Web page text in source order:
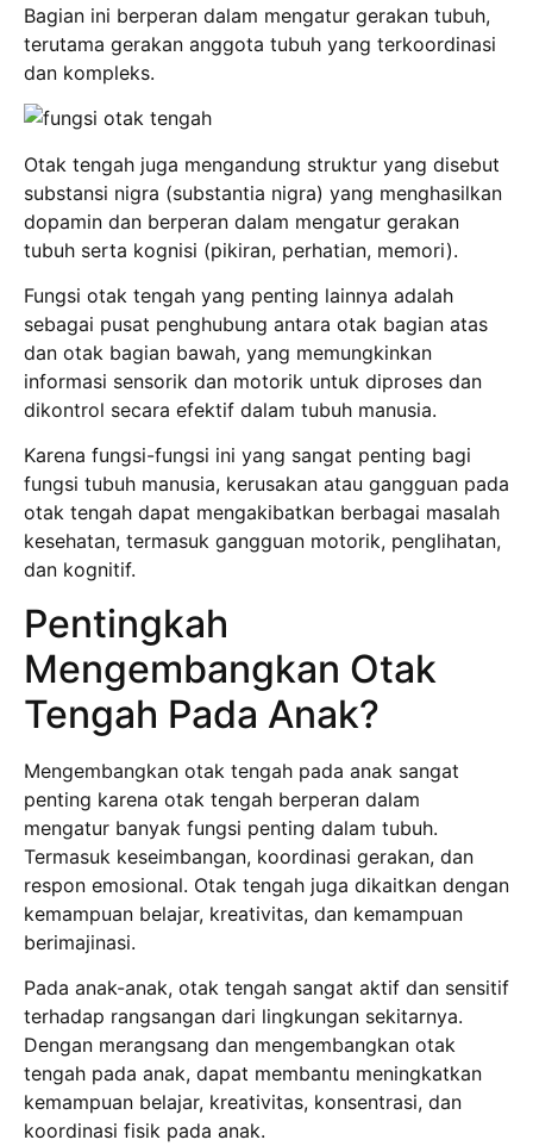
Bagian ini berperan dalam mengatur gerakan tubuh,
terutama gerakan anggota tubuh yang terkoordinasi
dan kompleks.
Otak tengah juga mengandung struktur yang disebut
substansi nigra (substantia nigra) yang menghasilkan
dopamin dan berperan dalam mengatur gerakan
tubuh serta kognisi (pikiran, perhatian, memori).
Fungsi otak tengah yang penting lainnya adalah
sebagai pusat penghubung antara otak bagian atas
dan otak bagian bawah, yang memungkinkan
informasi sensorik dan motorik untuk diproses dan
dikontrol secara efektif dalam tubuh manusia.
Karena fungsi-fungsi ini yang sangat penting bagi
fungsi tubuh manusia, kerusakan atau gangguan pada
otak tengah dapat mengakibatkan berbagai masalah
kesehatan, termasuk gangguan motorik, penglihatan,
dan kognitif.
Pentingkah
Mengembangkan Otak
Tengah Pada Anak?
Mengembangkan otak tengah pada anak sangat
penting karena otak tengah berperan dalam
mengatur banyak fungsi penting dalam tubuh.
Termasuk keseimbangan, koordinasi gerakan, dan
respon emosional. Otak tengah juga dikaitkan dengan
kemampuan belajar, kreativitas, dan kemampuan
berimajinasi.
Pada anak-anak, otak tengah sangat aktif dan sensitif
terhadap rangsangan dari lingkungan sekitarnya.
Dengan merangsang dan mengembangkan otak
tengah pada anak, dapat membantu meningkatkan
kemampuan belajar, kreativitas, konsentrasi, dan
koordinasi fisik pada anak.